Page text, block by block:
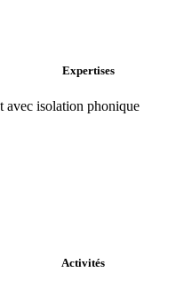
Expertises
avec isolation phonique
Activités